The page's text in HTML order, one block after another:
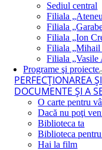
Sediul central
Filiala
Filiala
Filiala „Ion
Filiala „Mihail
Filiala „Vasile
Programe şi proiecte
PERFECŢIONAREA
DOCUMENTE ŞI A
O carte pentru
Dacă nu poţi
Biblioteca ta
Biblioteca
Hai la film